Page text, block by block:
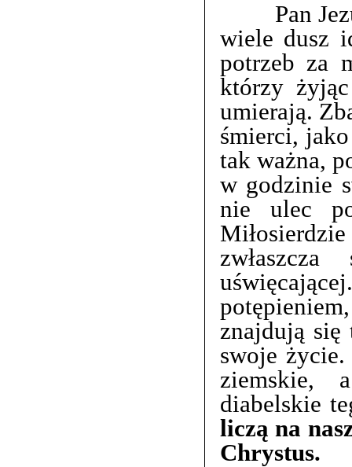
Pan Jezus
wiele dusz
potrzeb za
którzy
umierają.
śmierci,
tak ważna,
w godzinie
nie ulec
znajdują się
swoje
ziemskie,
diabelskie
liczą na
Chrystus.